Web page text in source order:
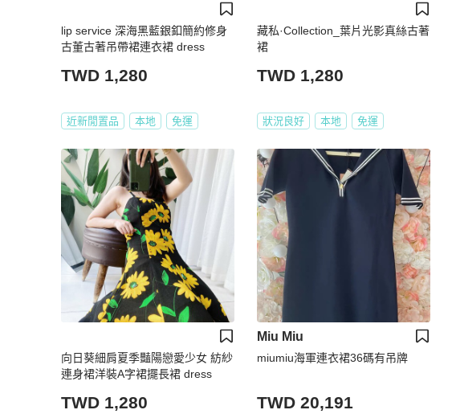
lip service 深海黑藍銀釦簡約修身
古董古著吊帶裙連衣裙 dress
TWD 1,280
近新閒置品 本地 免運
藏私·Collection_葉片光影真絲古著
裙
TWD 1,280
狀況良好 本地 免運
向日葵細肩夏季豔陽戀愛少女 紡紗
連身裙洋裝A字裙擺長裙 dress
TWD 1,280
Miu Miu
miumiu海軍連衣裙36碼有吊牌
TWD 20,191